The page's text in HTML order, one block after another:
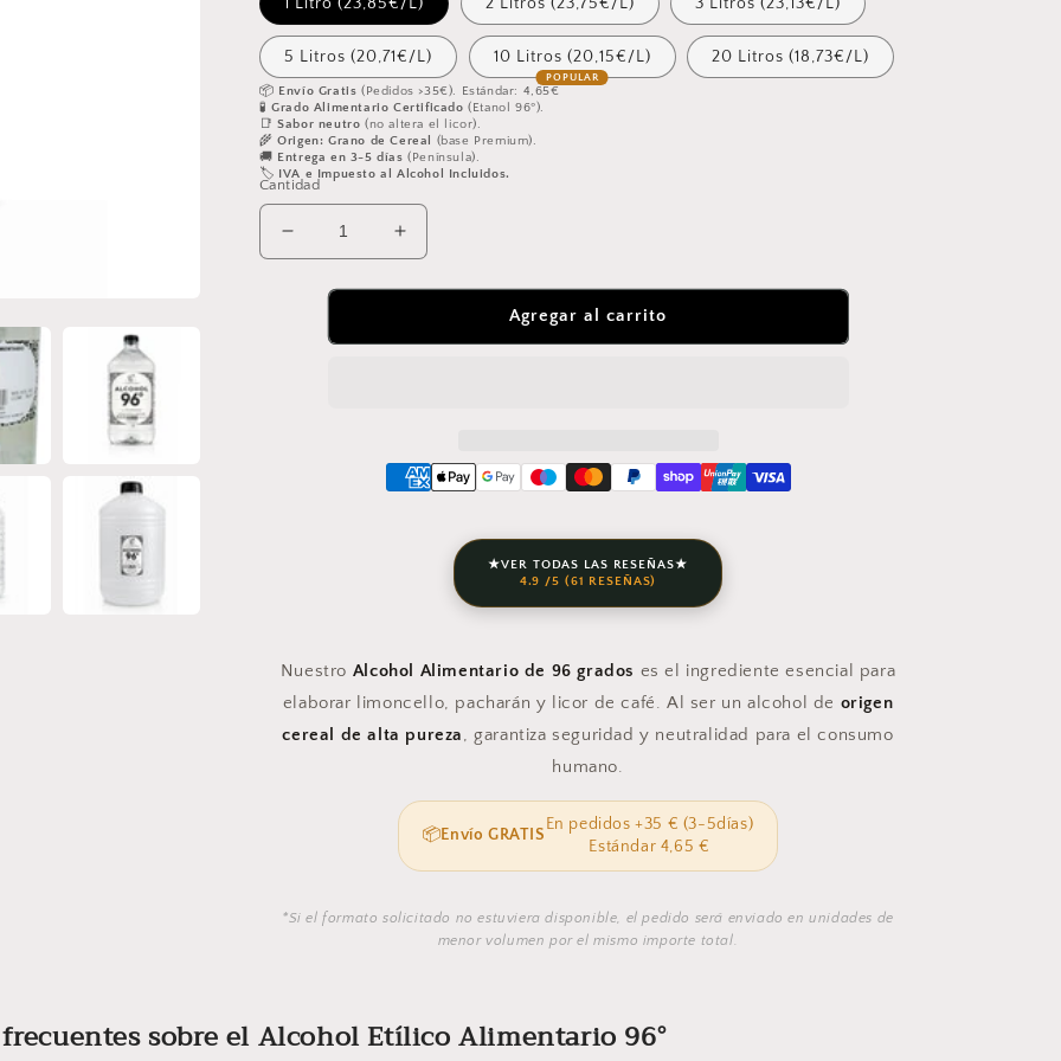
5 Litros (20,71€/L) 10 Litros (20,15€/L) 20 Litros (18,73€/L)
📦 Envío Gratis (Pedidos >35€). Estándar: 4,65€
🧪Grado Alimentario Certificado (Etanol 96º).
📑Sabor neutro (no altera el licor).
🌾Origen: Grano de Cereal
(base Premium).
🚚 Entrega en 3-5 días (Península).
🏷️ IVA e Impuesto al Alcohol Incluidos.
Cantidad
Reducir
cantidad
para
ALIMENTARIO
Aumentar
cantidad
para
ALIMENTARIO
HACER
LICORES
Agregar al carrito
★VER TODAS LAS RESEÑAS★
4.9 /5 (61 RESEÑAS)
Nuestro Alcohol Alimentario de 96 grados es el ingrediente esencial para
elaborar limoncello, pacharán y licor de café. Al ser un alcohol de origen
cereal de alta pureza, garantiza seguridad y neutralidad para el consumo
humano.
📦Envío GRATIS
En pedidos +35 € (3-5días)
Estándar 4,65 €
*Si el formato solicitado no estuviera disponible, el pedido será enviado en unidades de
menor volumen por el mismo importe total.
sobre el Alcohol Etílico Alimentario 96°